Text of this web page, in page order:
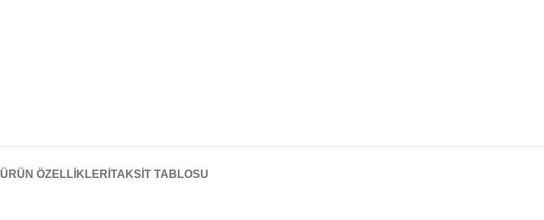
ÜRÜN ÖZELLIKLERI TAKSIT TABLOSU